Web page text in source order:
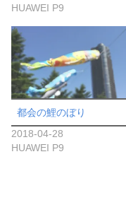
HUAWEI P9
都会の鯉のぼり
2018-04-28
HUAWEI P9